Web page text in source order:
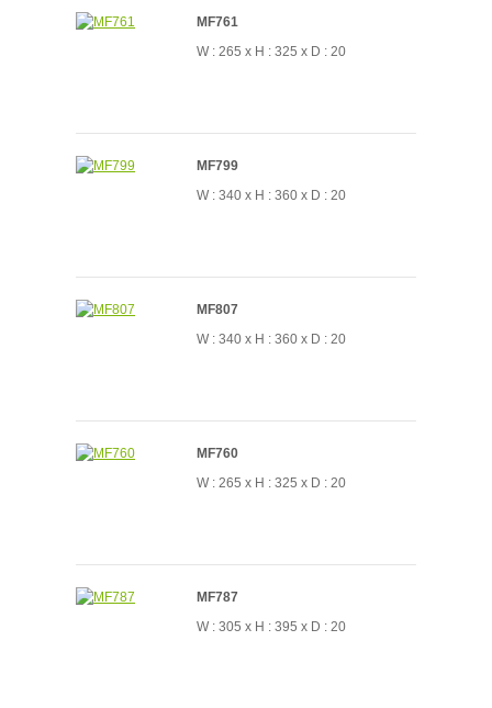
MF761
W : 265 x H : 325 x D : 20
MF799
W : 340 x H : 360 x D : 20
MF807
W : 340 x H : 360 x D : 20
MF760
W : 265 x H : 325 x D : 20
MF787
W : 305 x H : 395 x D : 20